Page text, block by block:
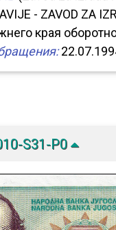
- ZAVOD ZA
края
S31-P0